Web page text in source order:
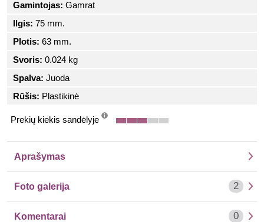
Gamintojas: Gamrat
Ilgis: 75 mm.
Plotis: 63 mm.
Svoris: 0.024 kg
Spalva: Juoda
Rūšis: Plastikinė
Prekių kiekis sandėlyje
Aprašymas
Foto galerija 2
Komentarai 0